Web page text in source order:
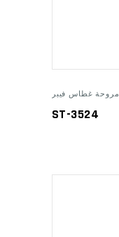
مروحة غطاس فيبر
ST-3524